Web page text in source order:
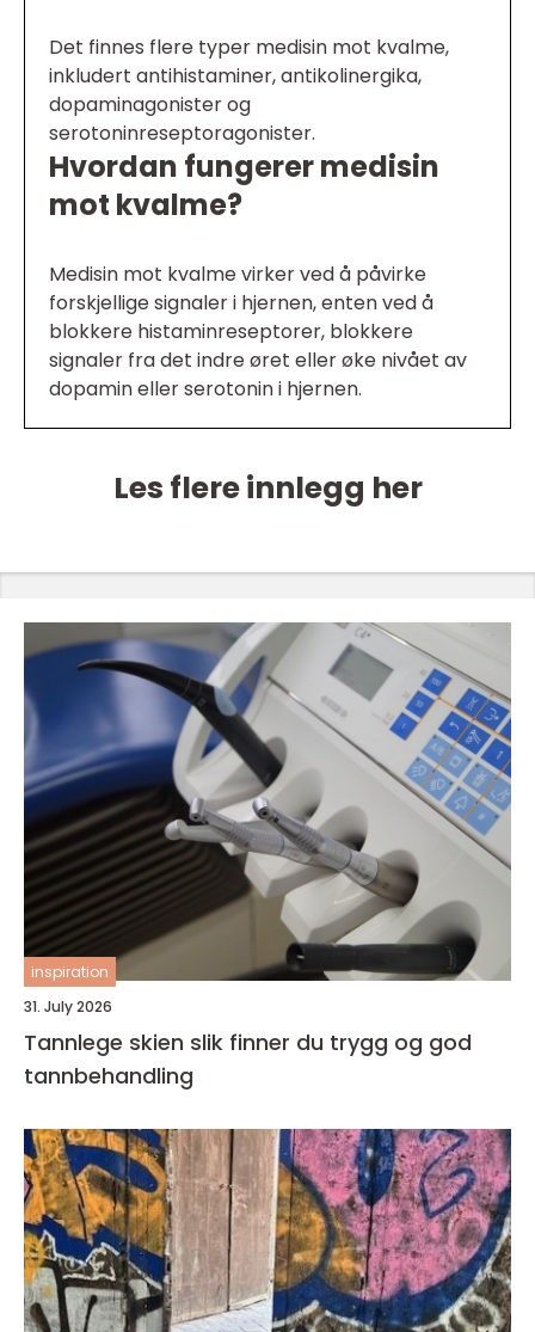
Det finnes flere typer medisin mot kvalme,
inkludert antihistaminer, antikolinergika,
dopaminagonister og
serotoninreseptoragonister.
Hvordan fungerer medisin
mot kvalme?
Medisin mot kvalme virker ved å påvirke
forskjellige signaler i hjernen, enten ved å
blokkere histaminreseptorer, blokkere
signaler fra det indre øret eller øke nivået av
dopamin eller serotonin i hjernen.
Les flere innlegg her
inspiration
31. July 2026
Tannlege skien slik finner du trygg og god
tannbehandling